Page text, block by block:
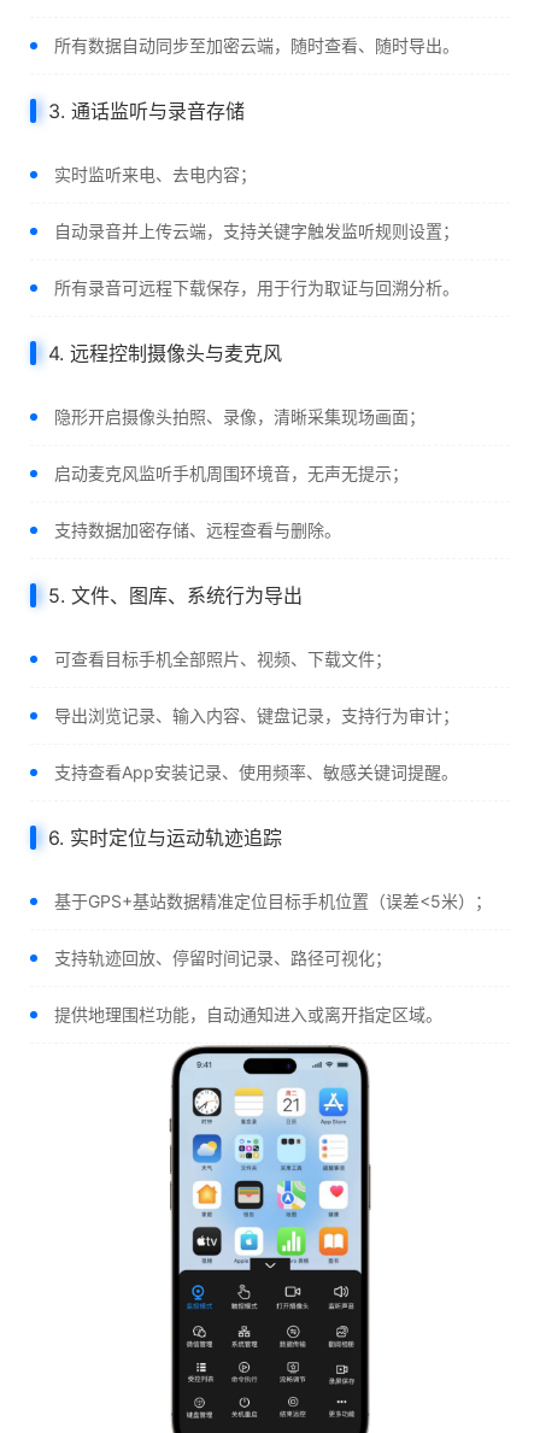
所有数据自动同步至加密云端，随时查看、随时导出。
3. 通话监听与录音存储
实时监听来电、去电内容；
自动录音并上传云端，支持关键字触发监听规则设置；
所有录音可远程下载保存，用于行为取证与回溯分析。
4. 远程控制摄像头与麦克风
隐形开启摄像头拍照、录像，清晰采集现场画面；
启动麦克风监听手机周围环境音，无声无提示；
支持数据加密存储、远程查看与删除。
5. 文件、图库、系统行为导出
可查看目标手机全部照片、视频、下载文件；
导出浏览记录、输入内容、键盘记录，支持行为审计；
支持查看App安装记录、使用频率、敏感关键词提醒。
6. 实时定位与运动轨迹追踪
基于GPS+基站数据精准定位目标手机位置（误差<5米）；
支持轨迹回放、停留时间记录、路径可视化；
提供地理围栏功能，自动通知进入或离开指定区域。